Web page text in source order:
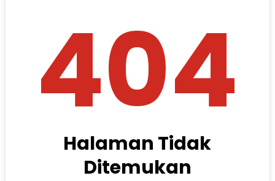
404
Halaman Tidak
Ditemukan